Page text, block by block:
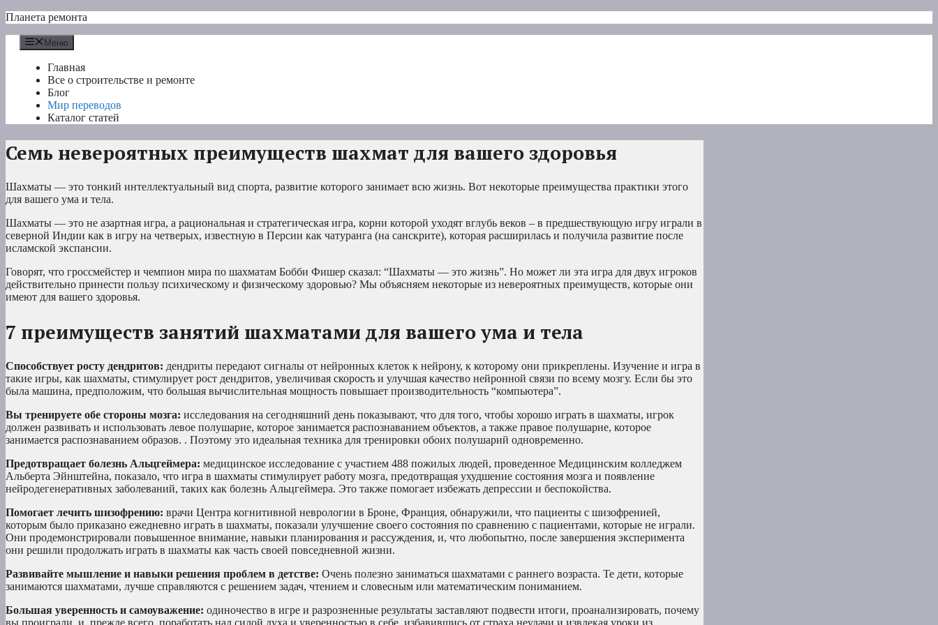
Перейти
содержимому
Планета ремонта
Меню
Главная
Все о строительстве и ремонте
Блог
Мир переводов
Каталог статей
Семь невероятных преимуществ шахмат для вашего здоровья
Шахматы — это тонкий интеллектуальный вид спорта, развитие которого занимает всю жизнь. Вот некоторые преимущества практики этого
для вашего ума и тела.
Шахматы — это не азартная игра, а рациональная и стратегическая игра, корни которой уходят вглубь веков – в предшествующую игру играли в
северной Индии как в игру на четверых, известную в Персии как чатуранга (на санскрите), которая расширилась и получила развитие после
исламской экспансии.
Говорят, что гроссмейстер и чемпион мира по шахматам Бобби Фишер сказал: “Шахматы — это жизнь”. Но может ли эта игра для двух игроков
действительно принести пользу психическому и физическому здоровью? Мы объясняем некоторые из невероятных преимуществ, которые они
имеют для вашего здоровья.
7 преимуществ занятий шахматами для вашего ума и тела
Способствует росту дендритов: дендриты передают сигналы от нейронных клеток к нейрону, к которому они прикреплены. Изучение и игра в
такие игры, как шахматы, стимулирует рост дендритов, увеличивая скорость и улучшая качество нейронной связи по всему мозгу. Если бы это
была машина, предположим, что большая вычислительная мощность повышает производительность “компьютера”.
Вы тренируете обе стороны мозга: исследования на сегодняшний день показывают, что для того, чтобы хорошо играть в шахматы, игрок
должен развивать и использовать левое полушарие, которое занимается распознаванием объектов, а также правое полушарие, которое
занимается распознаванием образов. . Поэтому это идеальная техника для тренировки обоих полушарий одновременно.
Предотвращает болезнь Альцгеймера: медицинское исследование с участием 488 пожилых людей, проведенное Медицинским колледжем
Альберта Эйнштейна, показало, что игра в шахматы стимулирует работу мозга, предотвращая ухудшение состояния мозга и появление
нейродегенеративных заболеваний, таких как болезнь Альцгеймера. Это также помогает избежать депрессии и беспокойства.
Помогает лечить шизофрению: врачи Центра когнитивной неврологии в Броне, Франция, обнаружили, что пациенты с шизофренией,
которым было приказано ежедневно играть в шахматы, показали улучшение своего состояния по сравнению с пациентами, которые не играли.
Они продемонстрировали повышенное внимание, навыки планирования и рассуждения, и, что любопытно, после завершения эксперимента
они решили продолжать играть в шахматы как часть своей повседневной жизни.
Развивайте мышление и навыки решения проблем в детстве: Очень полезно заниматься шахматами с раннего возраста. Те дети, которые
занимаются шахматами, лучше справляются с решением задач, чтением и словесным или математическим пониманием.
Большая уверенность и самоуважение: одиночество в игре и разрозненные результаты заставляют подвести итоги, проанализировать, почему
вы проиграли, и, прежде всего, поработать над силой духа и уверенностью в себе, избавившись от страха неудачи и извлекая уроки из